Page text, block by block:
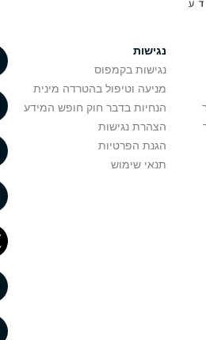
נגישות
נגישות בקמפוס
מניעה וטיפול בהטרדה מינית
הנחיות בדבר חוק חופש המידע
הצהרת נגישות
הגנת הפרטיות
תנאי שימוש